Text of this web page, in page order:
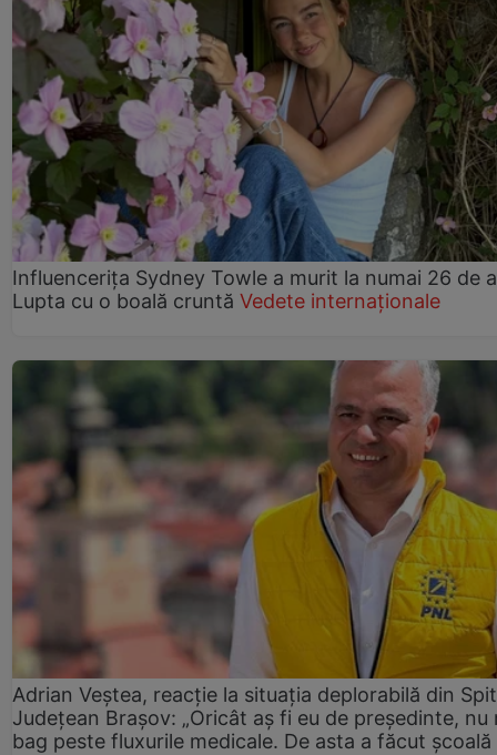
Influencerița Sydney Towle a murit la numai 26 de
Lupta cu o boală cruntă Vedete internaționale
Adrian Veștea, reacție la situația deplorabilă din
Județean Brașov: „Oricât aș fi eu de președinte, nu
bag peste fluxurile medicale. De asta a făcut școală